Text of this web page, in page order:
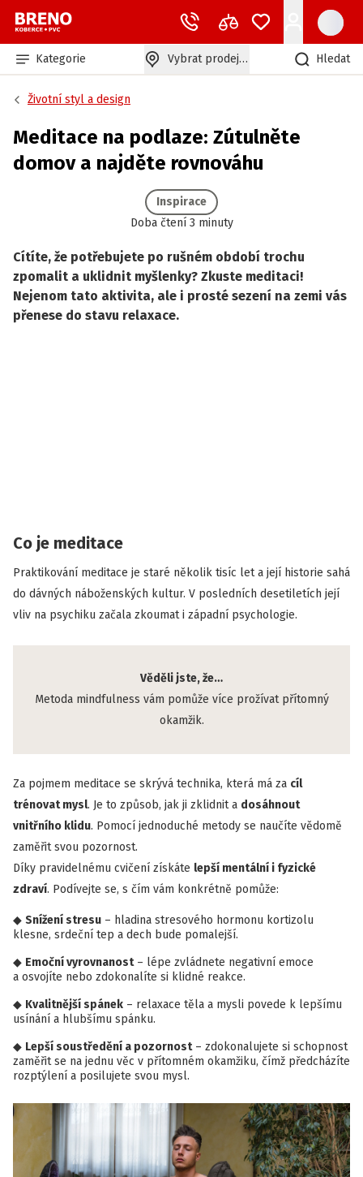
Kategorie Vybrat prodejnu Hledat
Životní styl a design
Meditace na podlaze: Zútulněte
domov a najděte rovnováhu
Doba čtení 3 minuty
Inspirace
Cítíte, že potřebujete po rušném období trochu
zpomalit a uklidnit myšlenky? Zkuste meditaci!
Nejenom tato aktivita, ale i prosté sezení na zemi vás
přenese do stavu relaxace.
Co je meditace
Praktikování meditace je staré několik tisíc let a její historie sahá
do dávných náboženských kultur. V posledních desetiletích její
vliv na psychiku začala zkoumat i západní psychologie.
Věděli jste, že…
Metoda mindfulness vám pomůže více prožívat přítomný
okamžik.
Za pojmem meditace se skrývá technika, která má za cíl
trénovat mysl. Je to způsob, jak ji zklidnit a dosáhnout
vnitřního klidu. Pomocí jednoduché metody se naučíte vědomě
zaměřit svou pozornost.
Díky pravidelnému cvičení získáte lepší mentální i fyzické
zdraví. Podívejte se, s čím vám konkrétně pomůže:
Snížení stresu – hladina stresového hormonu kortizolu
klesne, srdeční tep a dech bude pomalejší.
Emoční vyrovnanost– lépe zvládnete negativní emoce
a osvojíte nebo zdokonalíte si klidné reakce.
Kvalitnější spánek – relaxace těla a mysli povede k lepšímu
usínání a hlubšímu spánku.
Lepší soustředění a pozornost– zdokonalujete si schopnost
zaměřit se na jednu věc v přítomném okamžiku, čímž předcházíte
rozptýlení a posilujete svou mysl.